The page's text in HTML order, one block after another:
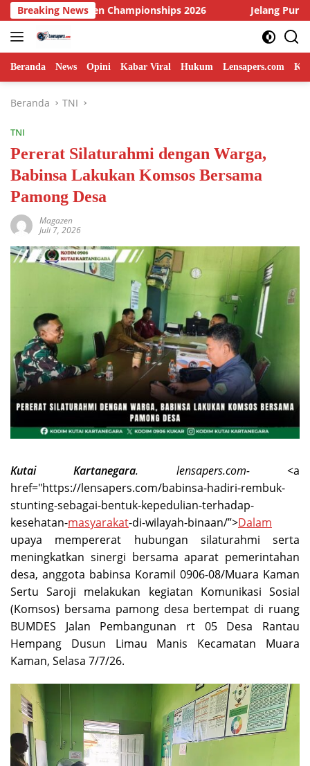
Langsung
ke
konten
Breaking News
2026 Jelang Purnatugas TMMD 129
Beranda News Opini Kabar Viral Hukum Lensapers.com
Beranda TNI
TNI
Pererat Silaturahmi dengan Warga,
Babinsa Lakukan Komsos Bersama
Pamong Desa
Magazen
Juli 7, 2026
Kutai Kartanegara. lensapers.com-<a
href="https://lensapers.com/babinsa-hadiri-rembuk-
stunting-sebagai-bentuk-kepedulian-terhadap-
kesehatan-masyarakat-di-wilayah-binaan/”>Dalam
upaya mempererat hubungan silaturahmi serta
meningkatkan sinergi bersama aparat pemerintahan
desa, anggota babinsa Koramil 0906-08/Muara Kaman
Sertu Saroji melakukan kegiatan Komunikasi Sosial
(Komsos) bersama pamong desa bertempat di ruang
BUMDES Jalan Pembangunan rt 05 Desa Rantau
Hempang Dusun Limau Manis Kecamatan Muara
Kaman, Selasa 7/7/26.